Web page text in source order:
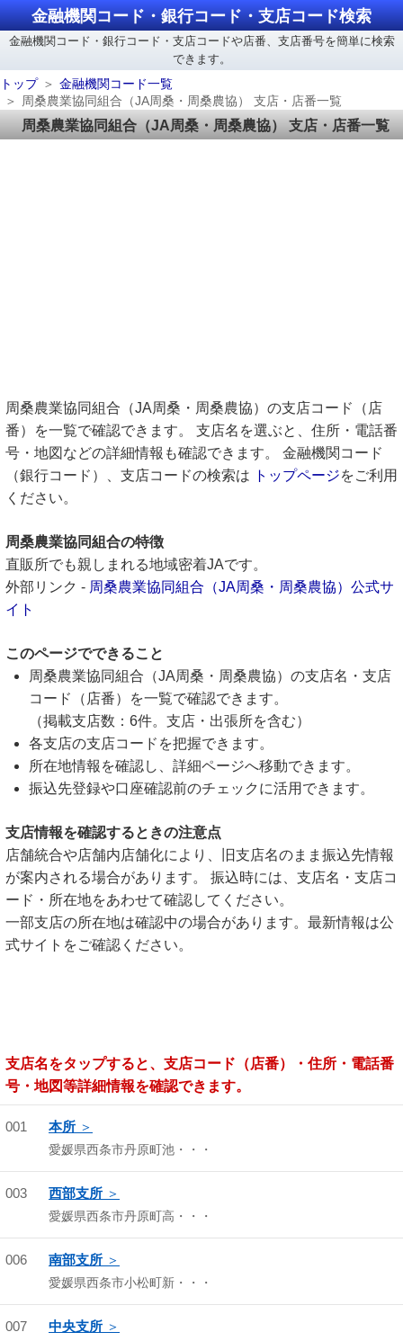
金融機関コード・銀行コード・支店コード検索
金融機関コード・銀行コード・支店コードや店番、支店番号を簡単に検索
できます。
トップ
金融機関コード一覧
周桑農業協同組合（JA周桑・周桑農協） 支店・店番一覧
周桑農業協同組合（JA周桑・周桑農協） 支店・店番一覧
周桑農業協同組合（JA周桑・周桑農協）の支店コード（店
番）を一覧で確認できます。 支店名を選ぶと、住所・電話番
号・地図などの詳細情報も確認できます。 金融機関コード
（銀行コード）、支店コードの検索は
トップページをご利用
ください。
周桑農業協同組合の特徴
直販所でも親しまれる地域密着JAです。
外部リンク - 周桑農業協同組合（JA周桑・周桑農協）公式サ
イト
このページでできること
周桑農業協同組合（JA周桑・周桑農協）の支店名・支店
コード（店番）を一覧で確認できます。
（掲載支店数：6件。支店・出張所を含む）
各支店の支店コードを把握できます。
所在地情報を確認し、詳細ページへ移動できます。
振込先登録や口座確認前のチェックに活用できます。
支店情報を確認するときの注意点
店舗統合や店舗内店舗化により、旧支店名のまま振込先情報
が案内される場合があります。 振込時には、支店名・支店コ
ード・所在地をあわせて確認してください。
一部支店の所在地は確認中の場合があります。最新情報は公
式サイトをご確認ください。
支店名をタップすると、支店コード（店番）・住所・電話番
号・地図等詳細情報を確認できます。
001 本所
愛媛県西条市丹原町池・・・
003 西部支所
愛媛県西条市丹原町高・・・
006 南部支所
愛媛県西条市小松町新・・・
007 中央支所